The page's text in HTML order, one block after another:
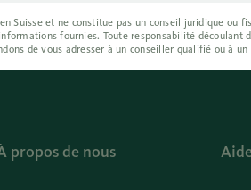
et ne constitue pas un conseil juridique ou
fournies. Toute responsabilité découlant
de vous adresser à un conseiller qualifié ou à
propos de nous